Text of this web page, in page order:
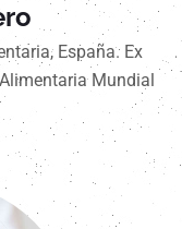
España. Ex
Mundial